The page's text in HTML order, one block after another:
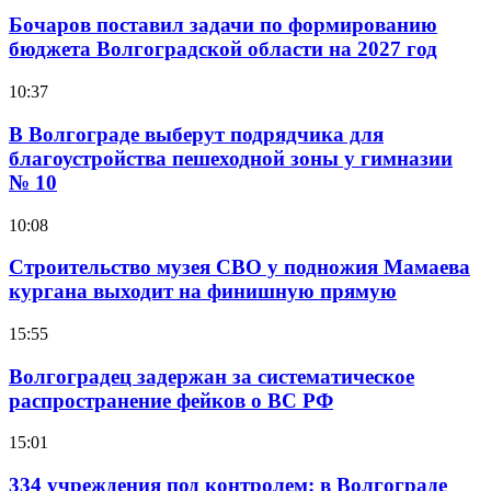
Бочаров поставил задачи по формированию
бюджета Волгоградской области на 2027 год
10:37
В Волгограде выберут подрядчика для
благоустройства пешеходной зоны у гимназии
№ 10
10:08
Строительство музея СВО у подножия Мамаева
кургана выходит на финишную прямую
15:55
Волгоградец задержан за систематическое
распространение фейков о ВС РФ
15:01
334 учреждения под контролем: в Волгограде